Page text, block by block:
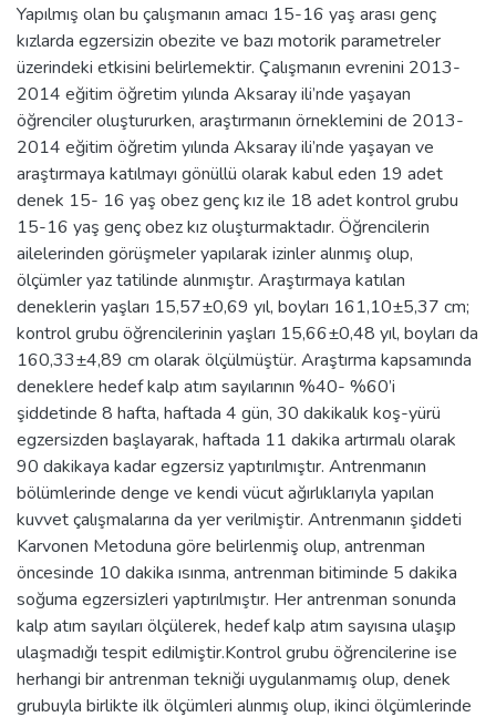
Yapılmış olan bu çalışmanın amacı 15-16 yaş arası genç
kızlarda egzersizin obezite ve bazı motorik parametreler
üzerindeki etkisini belirlemektir. Çalışmanın evrenini 2013-
2014 eğitim öğretim yılında Aksaray ili’nde yaşayan
öğrenciler oluştururken, araştırmanın örneklemini de 2013-
2014 eğitim öğretim yılında Aksaray ili’nde yaşayan ve
araştırmaya katılmayı gönüllü olarak kabul eden 19 adet
denek 15- 16 yaş obez genç kız ile 18 adet kontrol grubu
15-16 yaş genç obez kız oluşturmaktadır. Öğrencilerin
ailelerinden görüşmeler yapılarak izinler alınmış olup,
ölçümler yaz tatilinde alınmıştır. Araştırmaya katılan
deneklerin yaşları 15,57±0,69 yıl, boyları 161,10±5,37 cm;
kontrol grubu öğrencilerinin yaşları 15,66±0,48 yıl, boyları da
160,33±4,89 cm olarak ölçülmüştür. Araştırma kapsamında
deneklere hedef kalp atım sayılarının %40- %60’i
şiddetinde 8 hafta, haftada 4 gün, 30 dakikalık koş-yürü
egzersizden başlayarak, haftada 11 dakika artırmalı olarak
90 dakikaya kadar egzersiz yaptırılmıştır. Antrenmanın
bölümlerinde denge ve kendi vücut ağırlıklarıyla yapılan
kuvvet çalışmalarına da yer verilmiştir. Antrenmanın şiddeti
Karvonen Metoduna göre belirlenmiş olup, antrenman
öncesinde 10 dakika ısınma, antrenman bitiminde 5 dakika
soğuma egzersizleri yaptırılmıştır. Her antrenman sonunda
kalp atım sayıları ölçülerek, hedef kalp atım sayısına ulaşıp
ulaşmadığı tespit edilmiştir.Kontrol grubu öğrencilerine ise
herhangi bir antrenman tekniği uygulanmamış olup, denek
grubuyla birlikte ilk ölçümleri alınmış olup, ikinci ölçümlerinde